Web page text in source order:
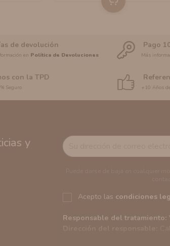
de devolución
en Política de Devoluciones
Pago
Más
con la TPD
Seguro +10 Años
y
Acepto las condiciones
Responsable del tratamiento:
Sus datos serán